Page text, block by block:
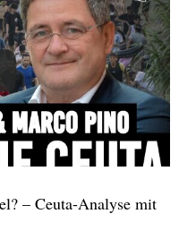
– Ceuta-Analyse mit